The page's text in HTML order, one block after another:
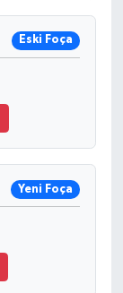
Eski Foça
Yeni Foça